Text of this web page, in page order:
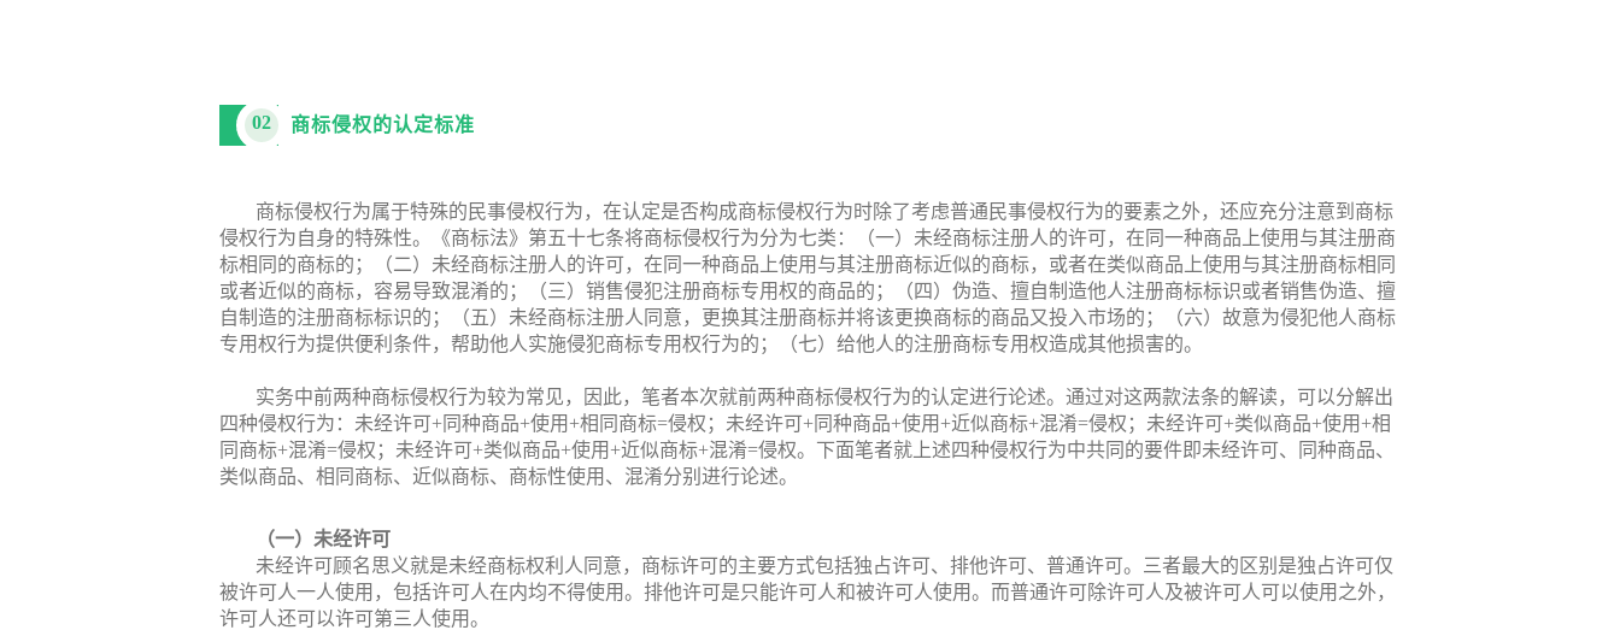
02 商标侵权的认定标准
商标侵权行为属于特殊的民事侵权行为，在认定是否构成商标侵权行为时除了考虑普通民事侵权行为的要素之外，还应充分注意到商标
侵权行为自身的特殊性。《商标法》第五十七条将商标侵权行为分为七类：（一）未经商标注册人的许可，在同一种商品上使用与其注册商
标相同的商标的；（二）未经商标注册人的许可，在同一种商品上使用与其注册商标近似的商标，或者在类似商品上使用与其注册商标相同
或者近似的商标，容易导致混淆的；（三）销售侵犯注册商标专用权的商品的；（四）伪造、擅自制造他人注册商标标识或者销售伪造、擅
自制造的注册商标标识的；（五）未经商标注册人同意，更换其注册商标并将该更换商标的商品又投入市场的；（六）故意为侵犯他人商标
专用权行为提供便利条件，帮助他人实施侵犯商标专用权行为的；（七）给他人的注册商标专用权造成其他损害的。
实务中前两种商标侵权行为较为常见，因此，笔者本次就前两种商标侵权行为的认定进行论述。通过对这两款法条的解读，可以分解出
四种侵权行为：未经许可+同种商品+使用+相同商标=侵权；未经许可+同种商品+使用+近似商标+混淆=侵权；未经许可+类似商品+使用+相
同商标+混淆=侵权；未经许可+类似商品+使用+近似商标+混淆=侵权。下面笔者就上述四种侵权行为中共同的要件即未经许可、同种商品、
类似商品、相同商标、近似商标、商标性使用、混淆分别进行论述。
（一）未经许可
未经许可顾名思义就是未经商标权利人同意，商标许可的主要方式包括独占许可、排他许可、普通许可。三者最大的区别是独占许可仅
被许可人一人使用，包括许可人在内均不得使用。排他许可是只能许可人和被许可人使用。而普通许可除许可人及被许可人可以使用之外，
许可人还可以许可第三人使用。